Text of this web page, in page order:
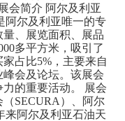
会简介 阿尔及利亚
阿尔及利亚唯一的专
、展览面积、展品
多平方米，吸引了
占比5%，主要来自
会及论坛。该展会
的重要活动。 展会
SECURA）、阿尔
来阿尔及利亚石油天